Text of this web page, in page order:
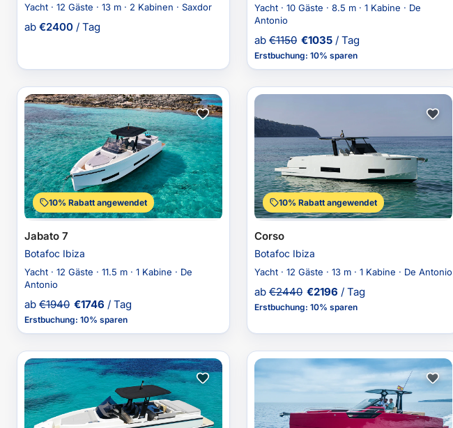
Yacht · 12 Gäste · 13 m · 2 Kabinen · Saxdor
ab €2400 / Tag
Yacht · 10 Gäste · 8.5 m · 1 Kabine · De
Antonio
ab €1150 €1035 / Tag
Erstbuchung: 10% sparen
10% Rabatt angewendet
Jabato 7
Botafoc Ibiza
Yacht · 12 Gäste · 11.5 m · 1 Kabine · De
Antonio
ab €1940 €1746 / Tag
Erstbuchung: 10% sparen
10% Rabatt angewendet
Corso
Botafoc Ibiza
Yacht · 12 Gäste · 13 m · 1 Kabine · De Antonio
ab €2440 €2196 / Tag
Erstbuchung: 10% sparen